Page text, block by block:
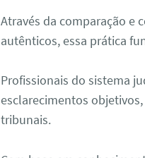
Através da comparação e
autênticos, essa prática
Profissionais do sistema
esclarecimentos
tribunais.